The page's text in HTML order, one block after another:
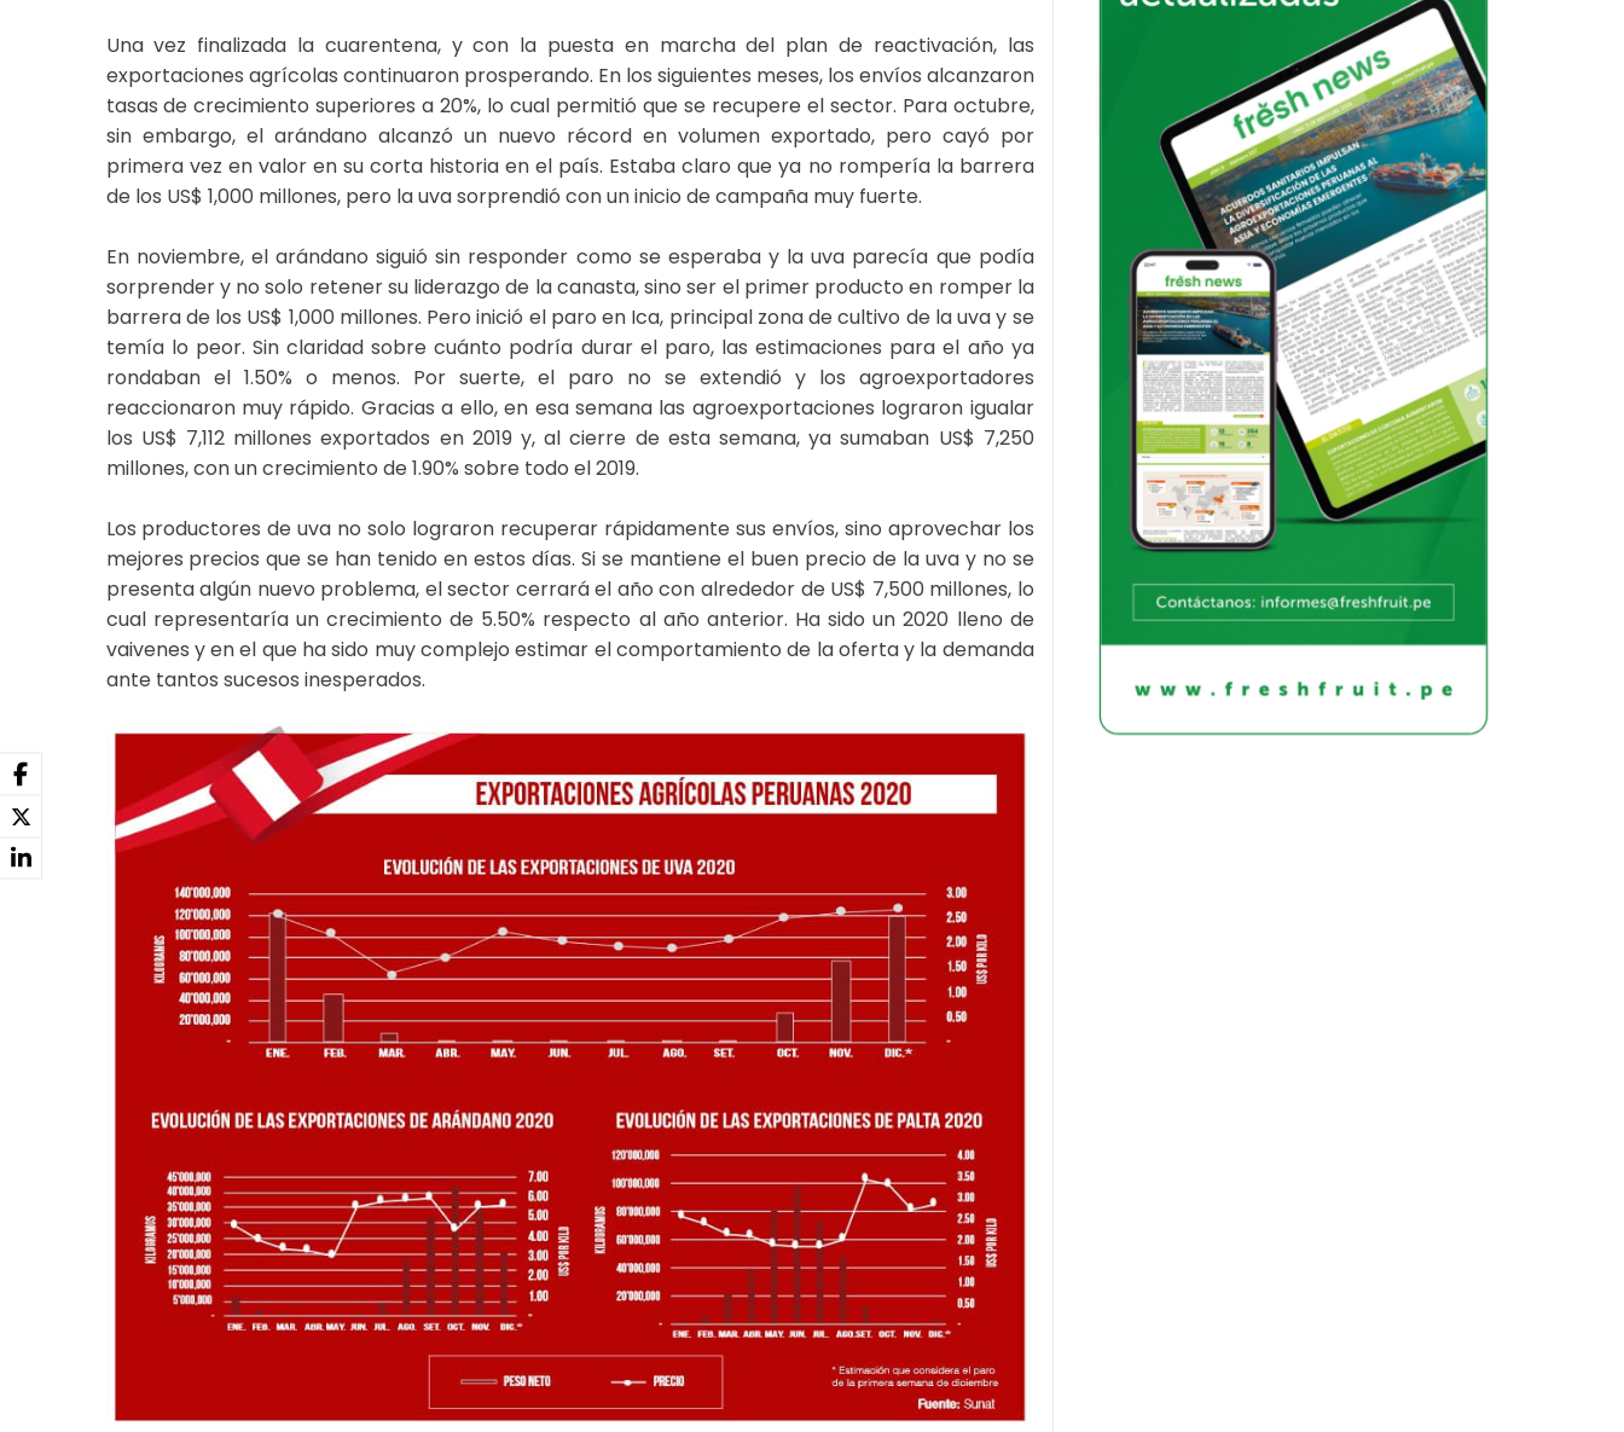
Una vez finalizada la cuarentena, y con la puesta en marcha del plan de reactivación, las
exportaciones agrícolas continuaron prosperando. En los siguientes meses, los envíos alcanzaron
tasas de crecimiento superiores a 20%, lo cual permitió que se recupere el sector. Para octubre,
sin embargo, el arándano alcanzó un nuevo récord en volumen exportado, pero cayó por
primera vez en valor en su corta historia en el país. Estaba claro que ya no rompería la barrera
de los US$ 1,000 millones, pero la uva sorprendió con un inicio de campaña muy fuerte.
En noviembre, el arándano siguió sin responder como se esperaba y la uva parecía que podía
sorprender y no solo retener su liderazgo de la canasta, sino ser el primer producto en romper la
barrera de los US$ 1,000 millones. Pero inició el paro en Ica, principal zona de cultivo de la uva y se
temía lo peor. Sin claridad sobre cuánto podría durar el paro, las estimaciones para el año ya
rondaban el 1.50% o menos. Por suerte, el paro no se extendió y los agroexportadores
reaccionaron muy rápido. Gracias a ello, en esa semana las agroexportaciones lograron igualar
los US$ 7,112 millones exportados en 2019 y, al cierre de esta semana, ya sumaban US$ 7,250
millones, con un crecimiento de 1.90% sobre todo el 2019.
Los productores de uva no solo lograron recuperar rápidamente sus envíos, sino aprovechar los
mejores precios que se han tenido en estos días. Si se mantiene el buen precio de la uva y no se
presenta algún nuevo problema, el sector cerrará el año con alrededor de US$ 7,500 millones, lo
cual representaría un crecimiento de 5.50% respecto al año anterior. Ha sido un 2020 lleno de
vaivenes y en el que ha sido muy complejo estimar el comportamiento de la oferta y la demanda
ante tantos sucesos inesperados.